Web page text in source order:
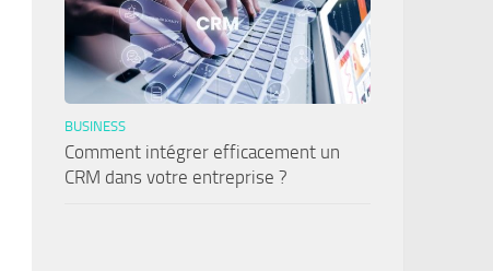
BUSINESS
Comment intégrer efficacement un
CRM dans votre entreprise ?